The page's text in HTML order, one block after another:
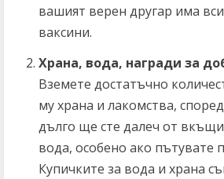
вашият верен другар има
ваксини.
Храна, вода, награди за
Вземете достатъчно
му храна и лакомства,
дълго ще сте далеч от
вода, особено ако пътувате
Купичките за вода и храна